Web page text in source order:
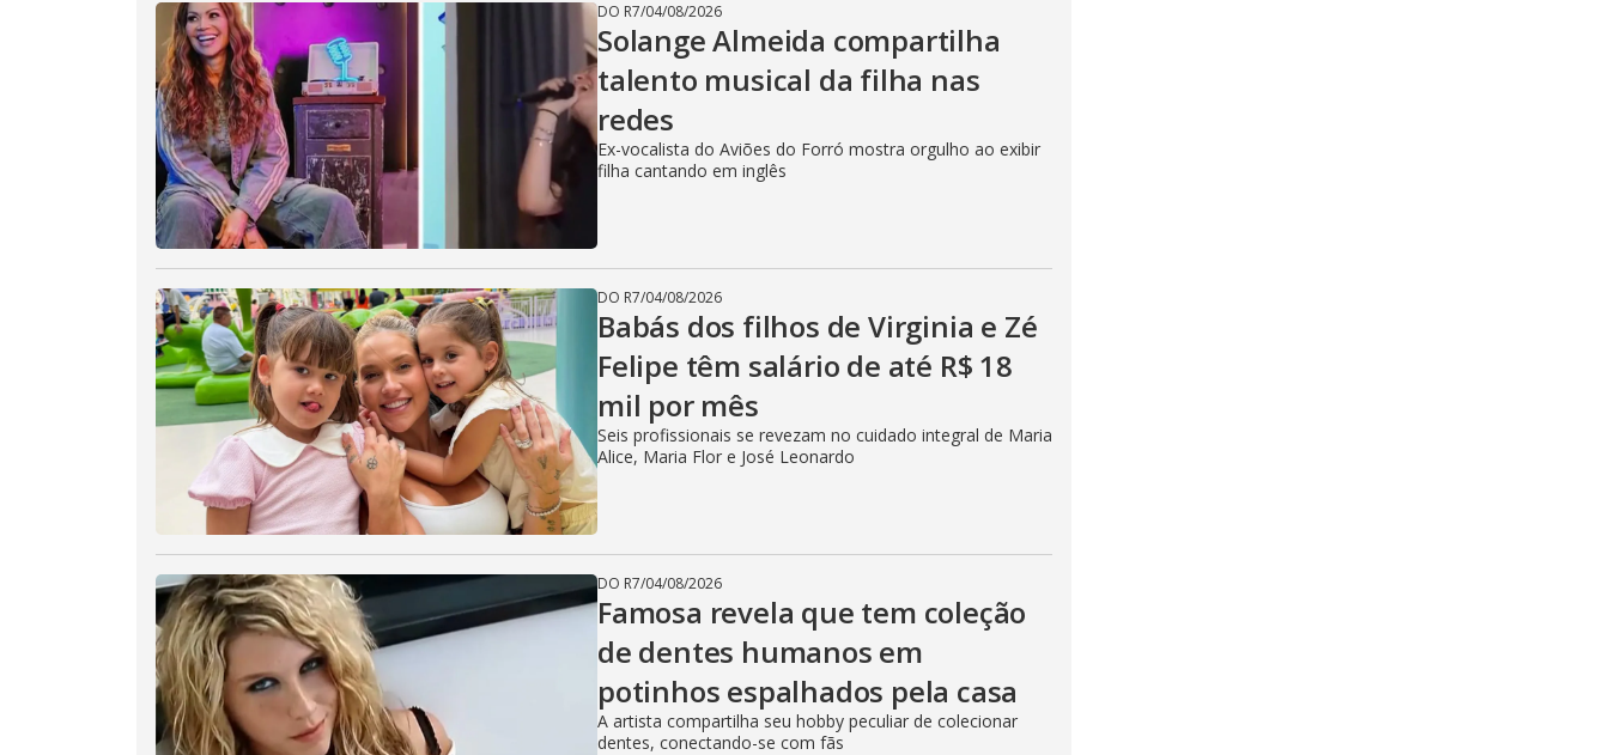
DO R7/04/08/2026
Solange Almeida compartilha
talento musical da filha nas
redes
Ex-vocalista do Aviões do Forró mostra orgulho ao exibir
filha cantando em inglês
DO R7/04/08/2026
Babás dos filhos de Virginia e Zé
Felipe têm salário de até R$ 18
mil por mês
Seis profissionais se revezam no cuidado integral de Maria
Alice, Maria Flor e José Leonardo
DO R7/04/08/2026
Famosa revela que tem coleção
de dentes humanos em
potinhos espalhados pela casa
A artista compartilha seu hobby peculiar de colecionar
dentes, conectando-se com fãs